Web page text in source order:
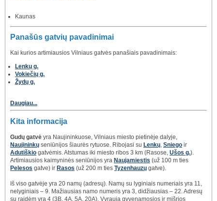
Kaunas
Panašūs gatvių pavadinimai
Kai kurios artimiausios Vilniaus gatvės panašiais pavadinimais:
Lenkų g.
Vokiečių g.
Žydų g.
Daugiau...
Kita informacija
Gudų gatvė yra Naujininkuose, Vilniaus miesto pietinėje dalyje,
Naujininkų seniūnijos šiaurės rytuose. Ribojasi su Lenkų Sniego ir
Adutiškio gatvėmis. Atstumas iki miesto ribos 3 km (Rasose, Ušos g.).
Artimiausios kaimyninės seniūnijos yra Naujamiestis (už 100 m ties
Pelesos gatve) ir Rasos (už 200 m ties Tyzenhauzų gatve).
Iš viso gatvėje yra 20 namų (adresų). Namų su lyginiais numeriais yra 11,
nelyginiais – 9. Mažiausias namo numeris yra 3, didžiausias – 22. Adresų
su raidėm yra 4 (3B, 4A, 5A, 20A). Vyrauja gyvenamosios ir mišrios